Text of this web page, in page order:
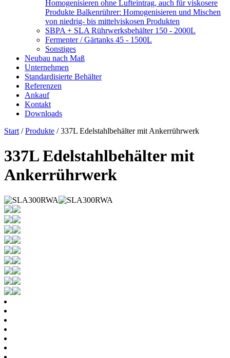
Homogenisieren ohne Lufteintrag, auch für viskosere
Produkte Balkenrührer: Homogenisieren und Mischen
von niedrig- bis mittelviskosen Produkten
SBPA + SLA Rührwerksbehälter 150 - 2000L
Fermenter / Gärtanks 45 - 1500L
Sonstiges
Neubau nach Maß
Unternehmen
Standardisierte Behälter
Referenzen
Ankauf
Kontakt
Downloads
Start /Produkte / 337L Edelstahlbehälter mit Ankerrührwerk
337L Edelstahlbehälter mit
Ankerrührwerk